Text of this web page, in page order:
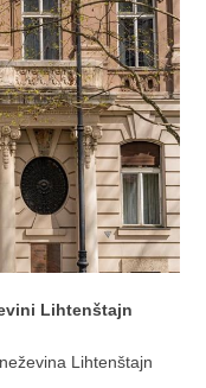
Lihtenštajn
Lihtenštajn